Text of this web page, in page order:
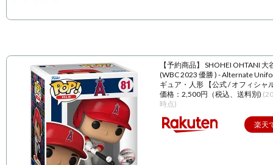
【予約商品】 SHOHEI OHTANI 大
(WBC 2023 優勝 ) - Alternate
ギュア・人形 【公式 / オフィシャ
価格：2,500円（税込、送料別)
時点)
楽天